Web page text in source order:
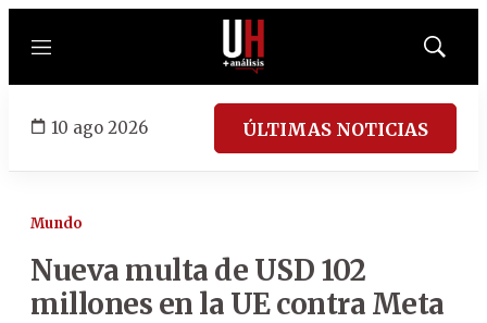
Menú
Mostrar
10 ago 2026 ÚLTIMAS NOTICIAS
Mundo
Nueva multa de USD 102
millones en la UE contra Meta